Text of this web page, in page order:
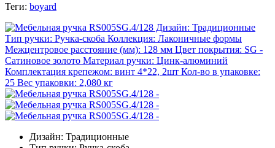
Теги: boyard
Дизайн: Традиционные